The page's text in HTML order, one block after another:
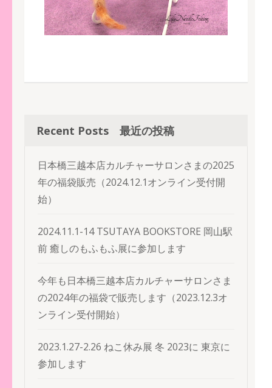
Recent Posts 最近の投稿
日本橋三越本店カルチャーサロンさまの2025
年の福袋販売（2024.12.1オンライン受付開
始）
2024.11.1-14 TSUTAYA BOOKSTORE 岡山駅
前 癒しのもふもふ展に参加します
今年も日本橋三越本店カルチャーサロンさま
の2024年の福袋で販売します（2023.12.3オ
ンライン受付開始）
2023.1.27-2.26 ねこ休み展 冬 2023に 東京に
参加します